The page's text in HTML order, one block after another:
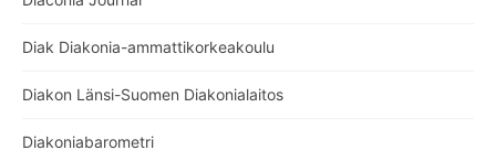
Diak Diakonia-ammattikorkeakoulu
Diakon Länsi-Suomen Diakonialaitos
Diakoniabarometri